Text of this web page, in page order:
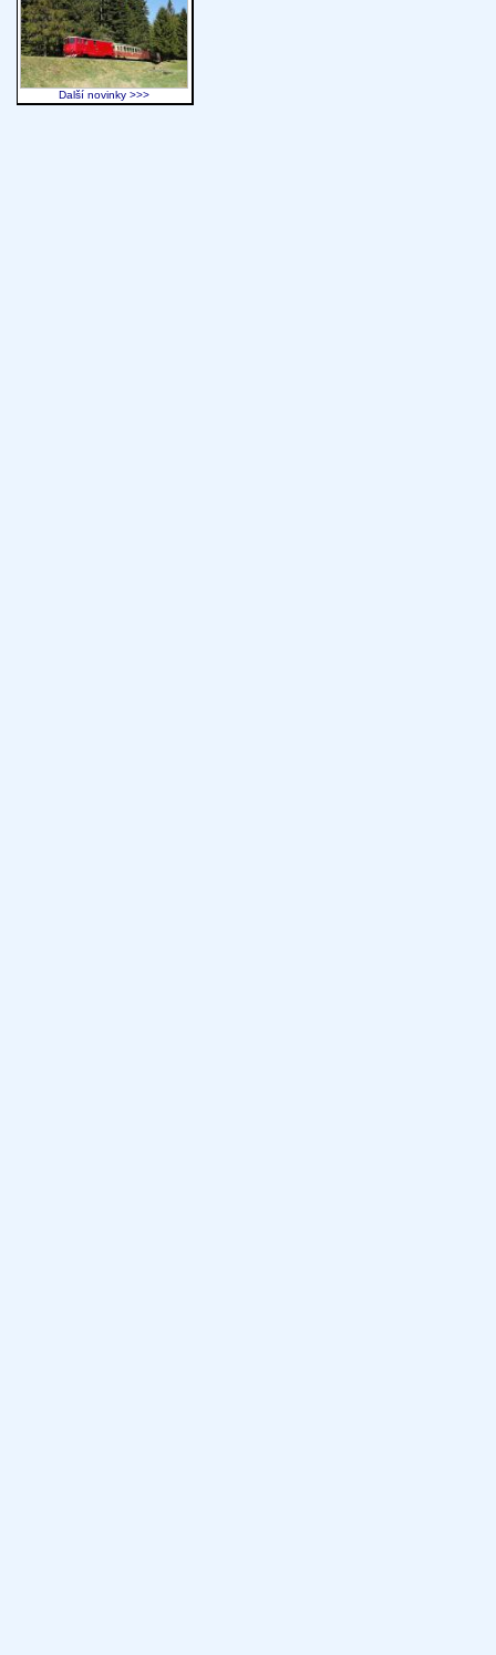
Další novinky >>>